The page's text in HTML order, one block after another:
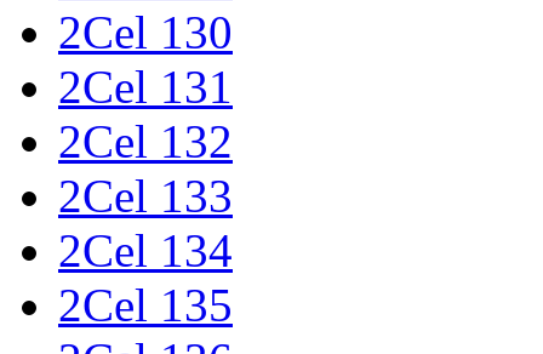
2Cel 130
2Cel 131
2Cel 132
2Cel 133
2Cel 134
2Cel 135